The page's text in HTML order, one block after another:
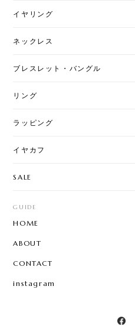
イヤリング
ネックレス
ブレスレット・バングル
リング
ラッピング
イヤカフ
SALE
GUIDE
HOME
ABOUT
CONTACT
instagram